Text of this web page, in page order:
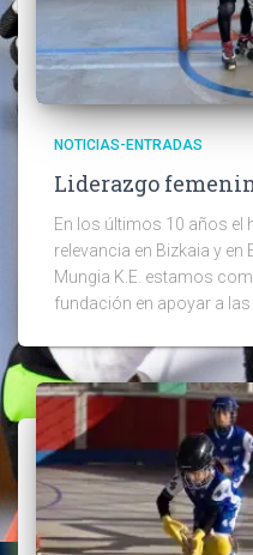
NOTICIAS-ENTRADAS
Liderazgo
En los últimos 10 años el
relevancia en Bizkaia y en
Mungia K.E. estamos
fundación en apoyar a